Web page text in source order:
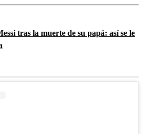
tras la muerte de su papá: así se le